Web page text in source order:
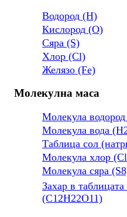
Водород (H)
Кислород (O)
Сяра (S)
Хлор (Cl)
Желязо (Fe)
Молекулна маса
Молекула
Молекула вода
Таблица сол
Молекула хлор
Молекула сяра
Захар в таблицата
(C12H22O11)